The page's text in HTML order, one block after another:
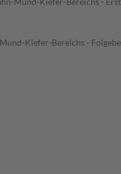
Kiefer-Bereichs -